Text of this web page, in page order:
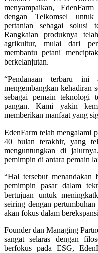
menyampaikan,
dengan Telkomsel
pertanian sebagai solusi
Rangkaian produknya
agrikultur, mulai dari
membantu petani
berkelanjutan.
“Pendanaan terbaru ini
mengembangkan kehadiran
sebagai pemain teknologi
pangan. Kami yakin
memberikan manfaat yang
EdenFarm telah mengalami
40 bulan terakhir, yang
menguntungkan di
pemimpin di antara pemain
“Hal tersebut menandakan
pemimpin pasar dalam
bertujuan untuk
seiring dengan
akan fokus dalam
Founder dan Managing
sangat selaras dengan
berfokus pada ESG,